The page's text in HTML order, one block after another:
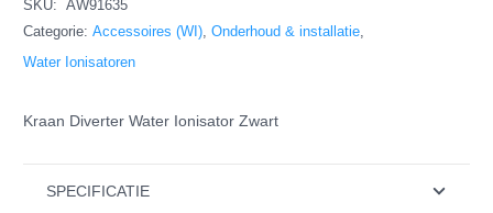
Ionisator
Zwart
SKU:
AW91635
Categorie: Accessoires (WI) Onderhoud & installatie
Water Ionisatoren
Kraan Diverter Water Ionisator Zwart
SPECIFICATIE